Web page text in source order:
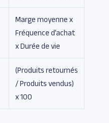
Marge moyenne x
Fréquence d’achat
x Durée de vie
(Produits retournés
/ Produits vendus)
x 100